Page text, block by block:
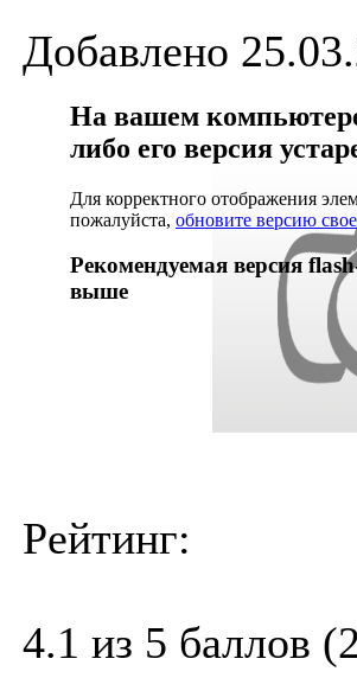
Добавлено
На вашем
либо его версия
Для корректного отображения
пожалуйста, обновите версию
Рекомендуемая версия
выше
Рейтинг:
4.1 из 5 баллов